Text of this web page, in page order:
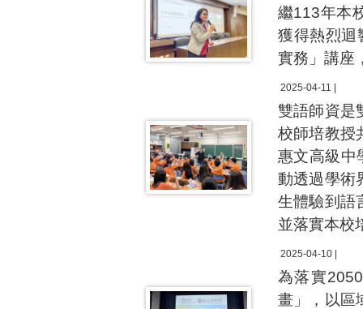
繼113年本
獲得熱烈迴
實務」講座
2025-04-11 |
雙語師資是
校師培教授
惠文高級中
動透過學術
生體驗到語
並落實本校
2025-04-10 |
為落實
畫」，以區